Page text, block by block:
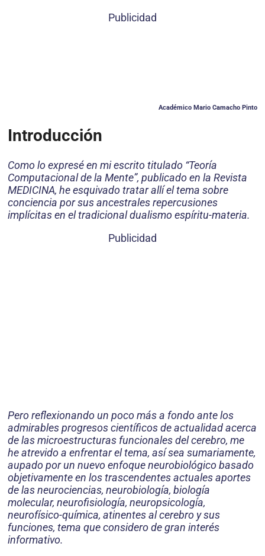
Publicidad
Académico Mario Camacho Pinto
Introducción
Como lo expresé en mi escrito titulado “Teoría
Computacional de la Mente”, publicado en la Revista
MEDICINA, he esquivado tratar allí el tema sobre
conciencia por sus ancestrales repercusiones
implícitas en el tradicional dualismo espíritu-materia.
Publicidad
Pero reflexionando un poco más a fondo ante los
admirables progresos científicos de actualidad acerca
de las microestructuras funcionales del cerebro, me
he atrevido a enfrentar el tema, así sea sumariamente,
aupado por un nuevo enfoque neurobiológico basado
objetivamente en los trascendentes actuales aportes
de las neurociencias, neurobiología, biología
molecular, neurofisiología, neuropsicología,
neurofísico-química, atinentes al cerebro y sus
funciones, tema que considero de gran interés
informativo.